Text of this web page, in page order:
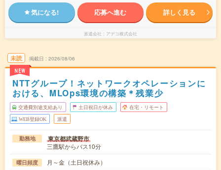
気になる! 応募へ進む 詳しく見る
派遣会社 アデコ株式会社
未読
NEW
掲載日 2026/08/06
NTTグループ！ネットワークオペレーションに
おける、MLOps環境の構築＊残業少
交通費別途支給あり 土日祝日が休み 在宅・リモート
WEB登録OK 派遣
勤務地 東京都武蔵野市
三鷹駅からバス10分
曜日頻度 月～金（土日祝休み）